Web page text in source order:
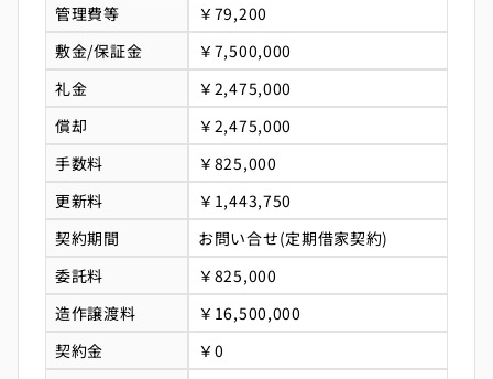
管理費等
￥79,200
敷金/保証金
￥7,500,000
礼金
￥2,475,000
償却
￥2,475,000
手数料
￥825,000
更新料
￥1,443,750
契約期間
お問い合せ(定期借家契約)
委託料
￥825,000
造作譲渡料
￥16,500,000
契約金
￥0